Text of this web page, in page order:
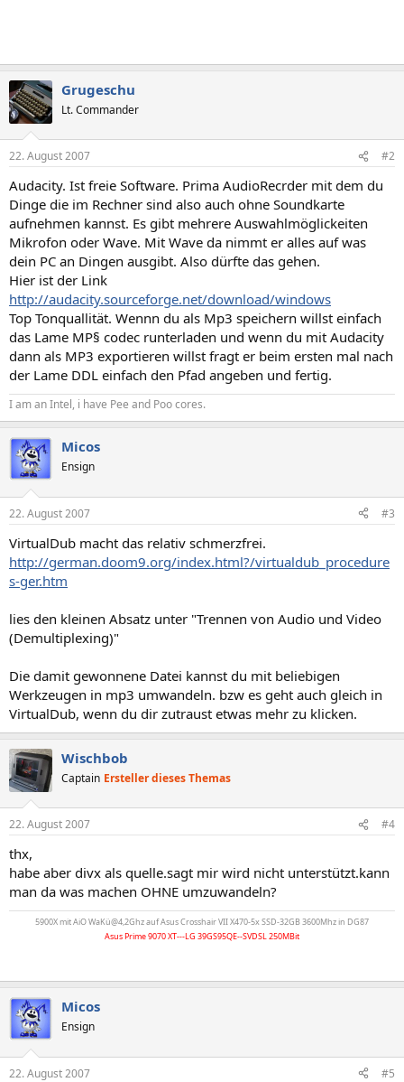
Grugeschu
Lt. Commander
22. August 2007 #2
Audacity. Ist freie Software. Prima AudioRecrder mit dem du
Dinge die im Rechner sind also auch ohne Soundkarte
aufnehmen kannst. Es gibt mehrere Auswahlmöglickeiten
Mikrofon oder Wave. Mit Wave da nimmt er alles auf was
dein PC an Dingen ausgibt. Also dürfte das gehen.
Hier ist der Link
http://audacity.sourceforge.net/download/windows
Top Tonquallität. Wennn du als Mp3 speichern willst einfach
das Lame MP§ codec runterladen und wenn du mit Audacity
dann als MP3 exportieren willst fragt er beim ersten mal nach
der Lame DDL einfach den Pfad angeben und fertig.
I am an Intel, i have Pee and Poo cores.
Micos
Ensign
22. August 2007 #3
VirtualDub macht das relativ schmerzfrei.
http://german.doom9.org/index.html?/virtualdub_procedure
s-ger.htm
lies den kleinen Absatz unter "Trennen von Audio und Video
(Demultiplexing)"
Die damit gewonnene Datei kannst du mit beliebigen
Werkzeugen in mp3 umwandeln. bzw es geht auch gleich in
VirtualDub, wenn du dir zutraust etwas mehr zu klicken.
Wischbob
Captain Ersteller dieses Themas
22. August 2007 #4
thx,
habe aber divx als quelle.sagt mir wird nicht unterstützt.kann
man da was machen OHNE umzuwandeln?
5900X mit AiO WaKü@4,2Ghz auf Asus Crosshair VII X470-5x SSD-32GB 3600Mhz in DG87
Asus Prime 9070 XT---LG 39GS95QE--SVDSL 250MBit
Micos
Ensign
22. August 2007 #5